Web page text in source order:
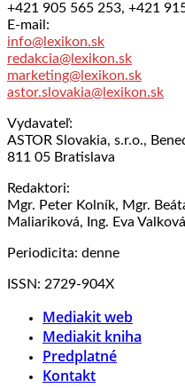
+421 905 565 253, +421
E-mail:
info@lexikon.sk
redakcia@lexikon.sk
marketing@lexikon.sk
astor.slovakia@lexikon.sk
Vydavateľ:
ASTOR Slovakia, s.r.o.,
811 05 Bratislava
Redaktori:
Mgr. Peter Kolník, Mgr.
Maliariková, Ing. Eva Valková
Periodicita: denne
ISSN: 2729-904X
Mediakit web
Mediakit kniha
Predplatné
Kontakt